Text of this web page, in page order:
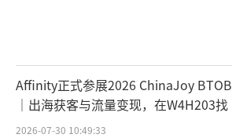
Affinity正式参展2026 ChinaJoy BTOB
｜出海获客与流量变现，在W4H203找
2026-07-30 10:49:33